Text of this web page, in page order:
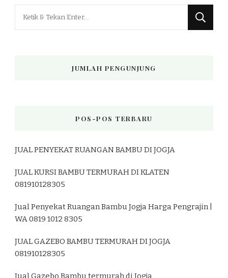
JUMLAH PENGUNJUNG
POS-POS TERBARU
JUAL PENYEKAT RUANGAN BAMBU DI JOGJA
JUAL KURSI BAMBU TERMURAH DI KLATEN
081910128305
Jual Penyekat Ruangan Bambu Jogja Harga Pengrajin |
WA 0819 1012 8305
JUAL GAZEBO BAMBU TERMURAH DI JOGJA
081910128305
Jual Gazebo Bambu termurah di Jogja